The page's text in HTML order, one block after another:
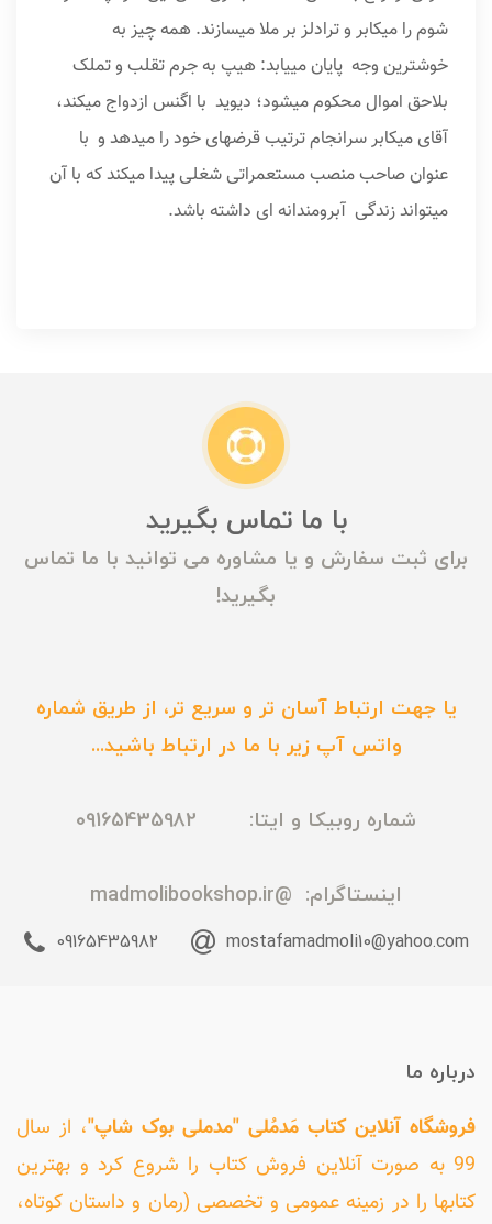
شوم را میکابر و ترادلز بر ملا می­سازند. همه چیز به
خوشترین وجه پایان می­یابد: هیپ به جرم تقلب و تملک
بلاحق اموال محکوم می­شود؛ دیوید با اگنس ازدواج می­کند،
آقای میکابر سرانجام ترتیب قرض­های خود را می­دهد و با
عنوان صاحب منصب مستعمراتی شغلی پیدا می­کند که با آن
می­تواند زندگی آبرومندانه ای داشته باشد.
با ما تماس بگیرید
برای ثبت سفارش و یا مشاوره می توانید با ما تماس
بگیرید!
یا جهت ارتباط آسان تر و سریع تر، از طریق شماره
واتس آپ زیر با ما در ارتباط باشید...
شماره روبیکا و ایتا: 09165435982
اینستاگرام: @madmolibookshop.ir
mostafamadmoli10@yahoo.com
09165435982
درباره ما
فروشگاه آنلاین کتاب مَدمُلی "مدملی بوک شاپ"، از سال
99 به صورت آنلاین فروش کتاب را شروع کرد و بهترین
کتابها را در زمینه عمومی و تخصصی (رمان و داستان کوتاه،